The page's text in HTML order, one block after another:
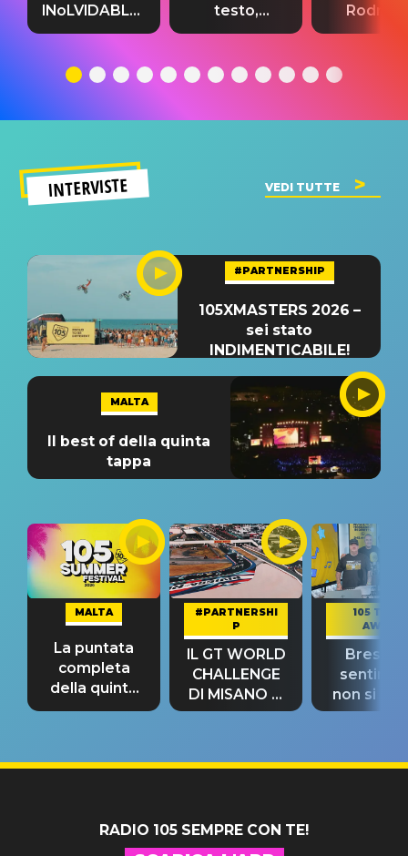
INoLVIDABLE”:
testo,
significato
testo,
traduzione e
del singolo
testo,
INTERVISTE VEDI TUTTE
#PARTNERSHIP
105XMASTERS 2026 –
sei stato
INDIMENTICABILE!
MALTA
Il best of della quinta
tappa
MALTA
La puntata
completa
della quinta
tappa
#PARTNERSHI
P
IL GT WORLD
CHALLENGE
DI MISANO si
riconferma
105 TAKE
AWAY
Bresh:
non si
fino alla
RADIO 105 SEMPRE CON TE!